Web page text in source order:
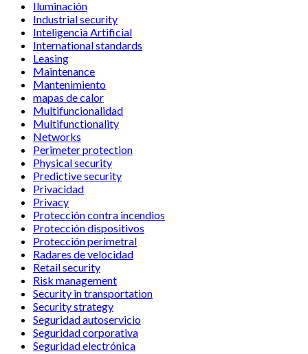
Iluminación
Industrial security
Inteligencia Artificial
International standards
Leasing
Maintenance
Mantenimiento
mapas de calor
Multifuncionalidad
Multifunctionality
Networks
Perimeter protection
Physical security
Predictive security
Privacidad
Privacy
Protección contra incendios
Protección dispositivos
Protección perimetral
Radares de velocidad
Retail security
Risk management
Security in transportation
Security strategy
Seguridad autoservicio
Seguridad corporativa
Seguridad electrónica